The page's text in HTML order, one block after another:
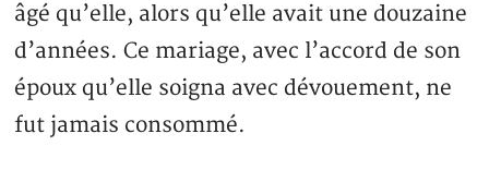
âgé qu’elle, alors qu’elle avait une douzaine
d’années. Ce mariage, avec l’accord de son
époux qu’elle soigna avec dévouement, ne
fut jamais consommé.